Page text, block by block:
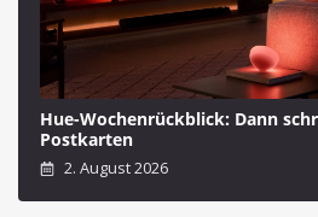
Hue-Wochenrückblick: Dann
Postkarten
2. August 2026